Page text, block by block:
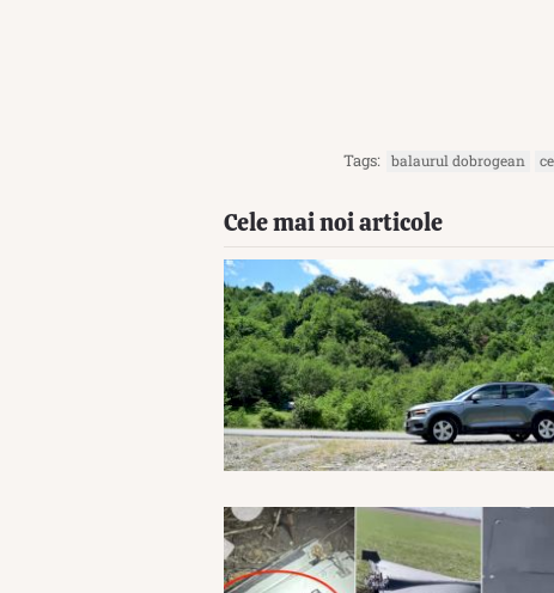
Tags: balaurul dobrogean
Cele mai noi articole